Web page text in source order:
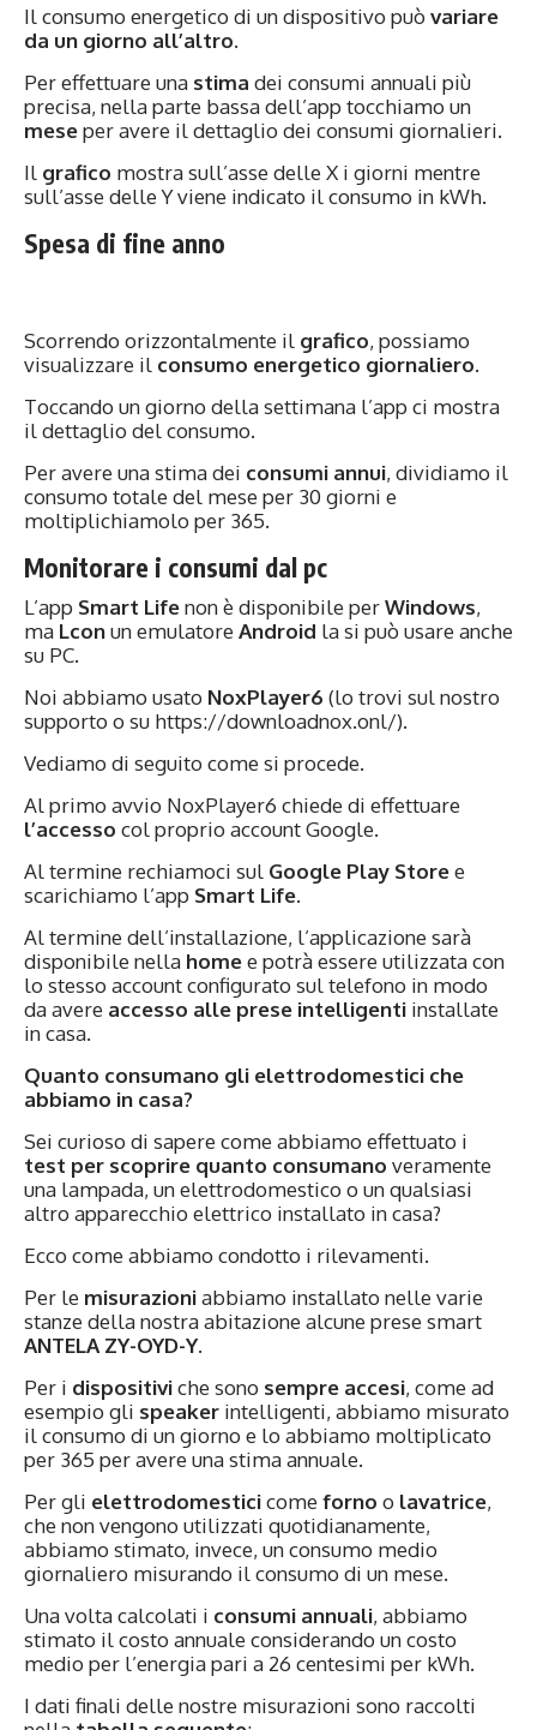
Il consumo energetico di un dispositivo può variare
da un giorno all’altro.
Per effettuare una stima dei consumi annuali più
precisa, nella parte bassa dell’app tocchiamo un
meseper avere il dettaglio dei consumi giornalieri.
Il grafico mostra sull’asse delle X i giorni mentre
sull’asse delle Y viene indicato il consumo in kWh.
Spesa di fine anno
Scorrendo orizzontalmente il grafico, possiamo
visualizzare il consumo energetico giornaliero.
Toccando un giorno della settimana l’app ci mostra
il dettaglio del consumo.
Per avere una stima dei consumi annui, dividiamo il
consumo totale del mese per 30 giorni e
moltiplichiamolo per 365.
Monitorare i consumi dal pc
L’app Smart Lifenon è disponibile perWindows,
ma Lconun emulatore Android la si può usare anche
su PC.
Noi abbiamo usato NoxPlayer6 (lo trovi sul nostro
supporto o su https://downloadnox.onl/).
Vediamo di seguito come si procede.
Al primo avvio NoxPlayer6 chiede di effettuare
l’accesso col proprio account Google.
Al termine rechiamoci sul Google Play Storee
scarichiamo l’app Smart Life.
Al termine dell’installazione, l’applicazione sarà
disponibile nella homee potrà essere utilizzata con
lo stesso account configurato sul telefono in modo
da avere accesso alle prese intelligenti installate
in casa.
Quanto consumano gli elettrodomestici che
abbiamo in casa?
Sei curioso di sapere come abbiamo effettuato i
test per scoprire quanto consumano veramente
una lampada, un elettrodomestico o un qualsiasi
altro apparecchio elettrico installato in casa?
Ecco come abbiamo condotto i rilevamenti.
Per le misurazioniabbiamo installato nelle varie
stanze della nostra abitazione alcune prese smart
ANTELA ZY-OYD-Y.
Per i dispositiviche sono sempre accesi, come ad
esempio gli speaker intelligenti, abbiamo misurato
il consumo di un giorno e lo abbiamo moltiplicato
per 365 per avere una stima annuale.
Per gli elettrodomesticicome forno o lavatrice,
che non vengono utilizzati quotidianamente,
abbiamo stimato, invece, un consumo medio
giornaliero misurando il consumo di un mese.
Una volta calcolati i consumi annuali, abbiamo
stimato il costo annuale considerando un costo
medio per l’energia pari a 26 centesimi per kWh.
I dati finali delle nostre misurazioni sono raccolti